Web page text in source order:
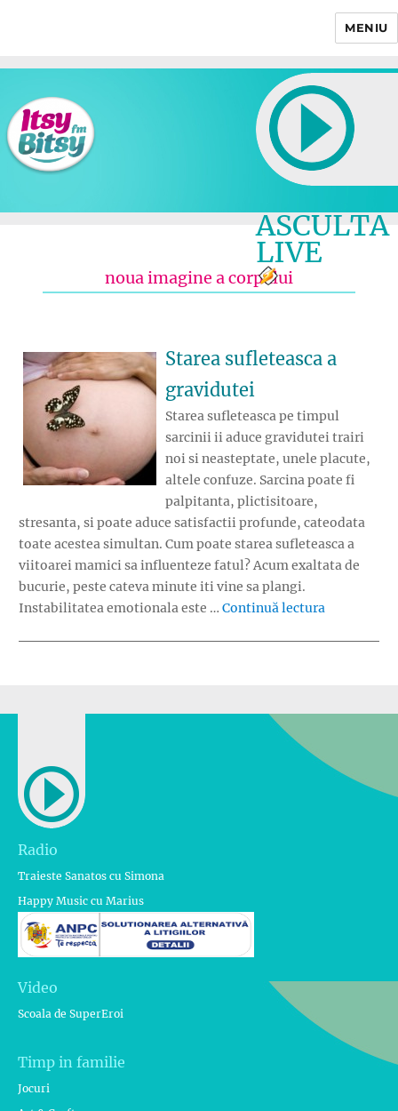
MENIU
ASCULTA
LIVE
noua imagine a corpului
Starea sufleteasca a
gravidutei
Starea sufleteasca pe timpul
sarcinii ii aduce gravidutei trairi
noi si neasteptate, unele placute,
altele confuze. Sarcina poate fi
palpitanta, plictisitoare,
stresanta, si poate aduce satisfactii profunde, cateodata
toate acestea simultan. Cum poate starea sufleteasca a
viitoarei mamici sa influenteze fatul? Acum exaltata de
bucurie, peste cateva minute iti vine sa plangi.
Instabilitatea emotionala este … Continuă lectura
Radio
Traieste Sanatos cu Simona
Happy Music cu Marius
Video
Scoala de SuperEroi
Timp in familie
Jocuri